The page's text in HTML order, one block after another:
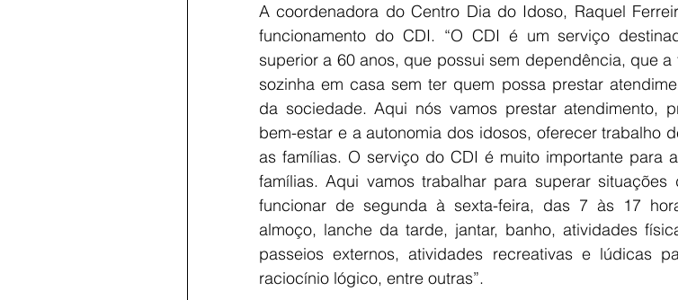
A coordenadora do Centro Dia do Idoso, Raquel
funcionamento do CDI. “O CDI é um serviço
superior a 60 anos, que possui sem dependência, que
sozinha em casa sem ter quem possa prestar
da sociedade. Aqui nós vamos prestar atendimento,
bem-estar e a autonomia dos idosos, oferecer trabalho
as famílias. O serviço do CDI é muito importante para
famílias. Aqui vamos trabalhar para superar
funcionar de segunda à sexta-feira, das 7 às 17
almoço, lanche da tarde, jantar, banho, atividades
passeios externos, atividades recreativas e lúdicas
raciocínio lógico, entre outras”.